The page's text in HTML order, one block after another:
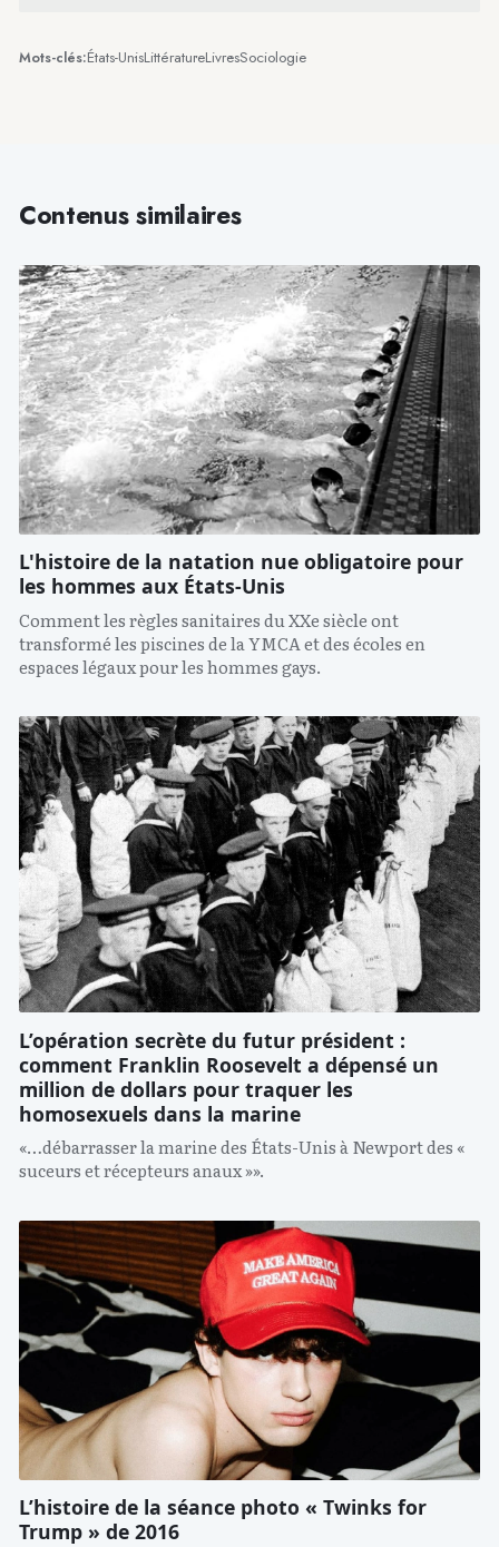
Mots-clés:États-UnisLittératureLivresSociologie
Contenus similaires
L'histoire de la natation nue obligatoire pour
les hommes aux États-Unis
Comment les règles sanitaires du XXe siècle ont
transformé les piscines de la YMCA et des écoles en
espaces légaux pour les hommes gays.
L’opération secrète du futur président :
comment Franklin Roosevelt a dépensé un
million de dollars pour traquer les
homosexuels dans la marine
«…débarrasser la marine des États-Unis à Newport des «
suceurs et récepteurs anaux »».
L’histoire de la séance photo « Twinks for
Trump » de 2016